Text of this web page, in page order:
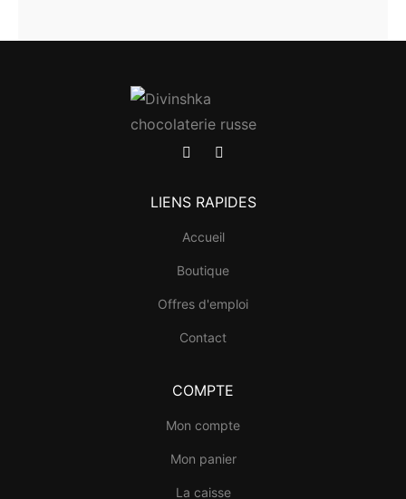
LIENS RAPIDES
Accueil
Boutique
Offres d'emploi
Contact
COMPTE
Mon compte
Mon panier
La caisse